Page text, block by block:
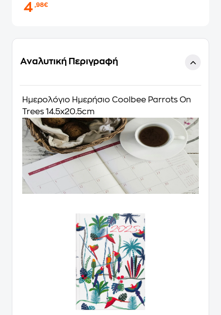
4,98€
Αναλυτική Περιγραφή
Ημερολόγιο Ημερήσιο Coolbee Parrots On
Trees 14.5x20.5cm